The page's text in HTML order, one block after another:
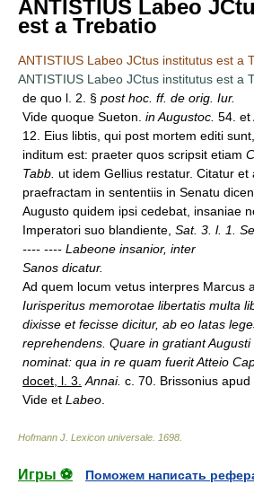
ANTISTIUS Labeo
est a Trebatio
ANTISTIUS Labeo JCtus institutus est a
ANTISTIUS Labeo JCtus institutus est a
de quo l. 2. § post hoc. ff. de orig. Iur.
Vide quoque Sueton. in Augustoc. 54. et
12. Eius libtis, qui post mortem editi sunt,
inditum est: praeter quos scripsit etiam
Tabb. ut idem Gellius restatur. Citatur et a
praefractam in sententiis in Senatu
Augusto quidem ipsi cedebat, insaniae
Imperatori suo blandiente, Sat. 3. l. 1.
---- ---- Labeone insanior, inter
Sanos dicatur.
Ad quem locum vetus interpres Marcus
Iurisperitus memorotae libertatis multa
dixisse et fecisse dicitur, ab eo latas
reprehendens. Quare in gratiant
nominat: qua in re quam fuerit Atteio
docet, l. 3. Annai. c. 70. Brissonius apud
Vide et Labeo
Hofmann J. Lexicon universale 1698
Игры ⚽
Поможем написать